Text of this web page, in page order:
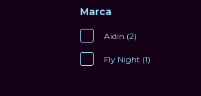
Marca
Aidin (2)
Fly Night (1)